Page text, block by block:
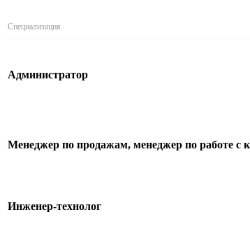
Специализация
Администратор
Менеджер по продажам, менеджер по работе с
Инженер-технолог